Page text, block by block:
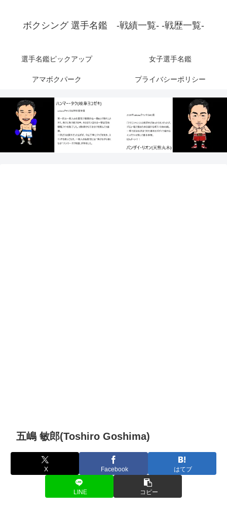
ボクシング 選手名鑑 -戦績一覧- -戦歴一覧-
選手名鑑ピックアップ 女子選手名鑑
アマボクパーク プライバシーポリシー
五嶋 敏郎(Toshiro Goshima)
X Facebook はてブ
LINE コピー